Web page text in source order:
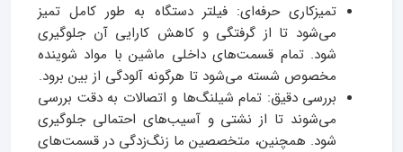
تمیزکاری حرفه‌ای: فیلتر دستگاه به طور کامل تمیز
می‌شود تا از گرفتگی و کاهش کارایی آن جلوگیری
شود. تمام قسمت‌های داخلی ماشین با مواد شوینده
مخصوص شسته می‌شود تا هرگونه آلودگی از بین برود.
بررسی دقیق: تمام شیلنگ‌ها و اتصالات به دقت بررسی
می‌شوند تا از نشتی و آسیب‌های احتمالی جلوگیری
شود. همچنین، متخصصین ما زنگ‌زدگی در قسمت‌های